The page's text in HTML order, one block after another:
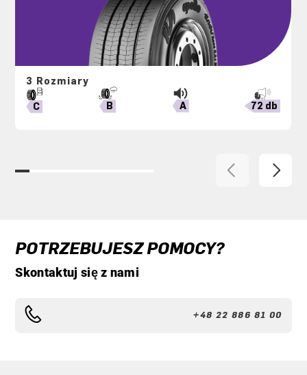
3 Rozmiary
C B A 72 db
POTRZEBUJESZ POMOCY?
Skontaktuj się z nami
+48 22 886 81 00